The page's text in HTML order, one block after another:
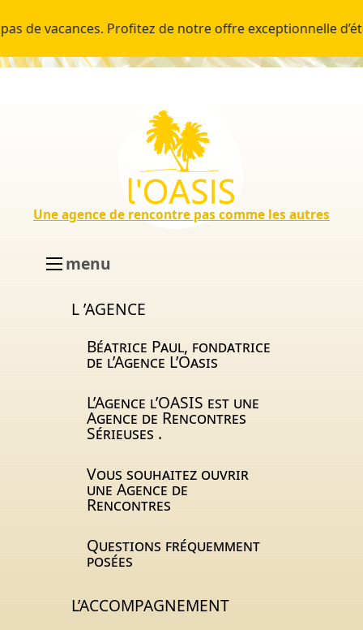
vacances. Profitez de notre offre exceptionnelle d’été :
Une agence de rencontre pas comme les autres
menu
L ’AGENCE
Béatrice Paul, fondatrice
de l’Agence L’Oasis
L’Agence l’OASIS est une
Agence de Rencontres
Sérieuses .
Vous souhaitez ouvrir
une Agence de
Rencontres
Questions fréquemment
posées
L’ACCOMPAGNEMENT